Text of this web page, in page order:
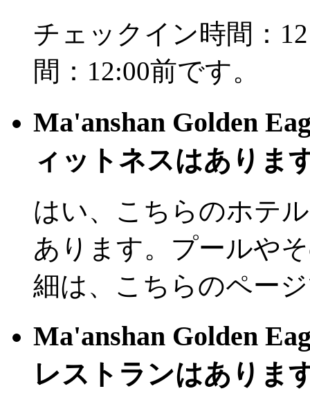
チェックイン時間：
間：12:00前です。
Ma'anshan Golden
ィットネスはありま
はい、こちらのホテ
あります。プールや
細は、こちらのペー
Ma'anshan Golden
レストランはありま